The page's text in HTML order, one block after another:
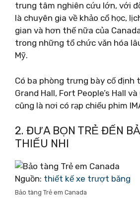
trung tâm nghiên cứu lớn, với
là chuyên gia về khảo cổ học,
gian và hơn thế nữa của
trong những tổ chức văn hóa
Mỹ.
Có ba phòng trưng bày cố định
Grand Hall, Fort People’s Hall
cũng là nơi có rạp chiếu phim
2. ĐƯA BỌN TRẺ ĐẾN
THIẾU NHI
Nguồn: thiết kế xe trượt băng
Bảo tàng Trẻ em Canada